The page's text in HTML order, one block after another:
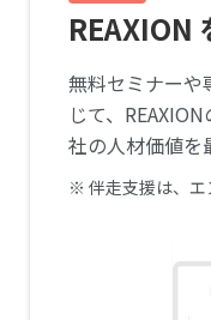
REAXION
無料セミナーや
じて、
社の人材価値を
※ 伴走支援は、エ